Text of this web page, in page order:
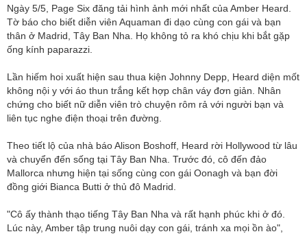
Ngày 5/5, Page Six đăng tải hình ảnh mới nhất của Amber Heard.
Tờ báo cho biết diễn viên Aquaman đi dạo cùng con gái và bạn
thân ở Madrid, Tây Ban Nha. Họ không tỏ ra khó chịu khi bắt gặp
ống kính paparazzi.
Lần hiếm hoi xuất hiện sau thua kiện Johnny Depp, Heard diện mốt
không nội y với áo thun trắng kết hợp chân váy đơn giản. Nhân
chứng cho biết nữ diễn viên trò chuyện rôm rả với người bạn và
liên tục nghe điện thoại trên đường.
Theo tiết lộ của nhà báo Alison Boshoff, Heard rời Hollywood từ lâu
và chuyển đến sống tại Tây Ban Nha. Trước đó, cô đến đảo
Mallorca nhưng hiện tại sống cùng con gái Oonagh và bạn đời
đồng giới Bianca Butti ở thủ đô Madrid.
"Cô ấy thành thạo tiếng Tây Ban Nha và rất hạnh phúc khi ở đó.
Lúc này, Amber tập trung nuôi dạy con gái, tránh xa mọi ồn ào",